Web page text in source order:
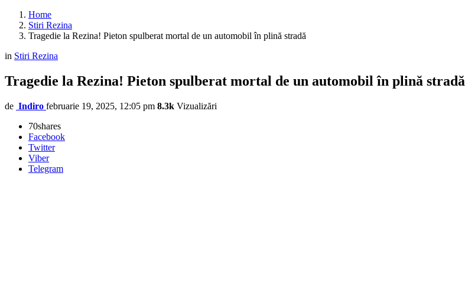
Home
Stiri Rezina
Tragedie la Rezina! Pieton spulberat mortal de un automobil în plină stradă
in Stiri Rezina
Tragedie la Rezina! Pieton spulberat mortal de un automobil în plină stradă
de Indiro februarie 19, 2025, 12:05 pm 8.3k Vizualizări
70shares
Facebook
Twitter
Viber
Telegram